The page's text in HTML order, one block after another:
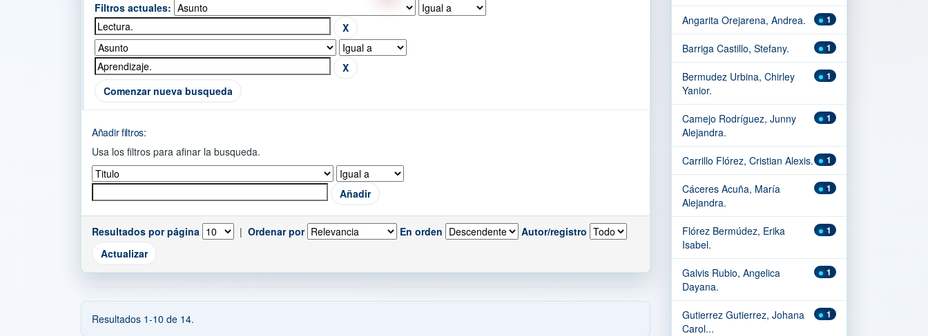
Filtros actuales:
Comenzar nueva busqueda
Añadir filtros:
Usa los filtros para afinar la busqueda.
Resultados por página | Ordenar por En orden Autor/registro
Resultados 1-10 de 14.
1
Angarita Orejarena, Andrea.
1
Barriga Castillo, Stefany.
1
Bermudez Urbina, Chirley
Yanior.
1
Camejo Rodríguez, Junny
Alejandra.
1
Carrillo Flórez, Cristian Alexis.
1
Cáceres Acuña, María
Alejandra.
1
Flórez Bermúdez, Erika
Isabel.
1
Galvis Rubio, Angelica
Dayana.
1
Gutierrez Gutierrez, Johana
Carol...